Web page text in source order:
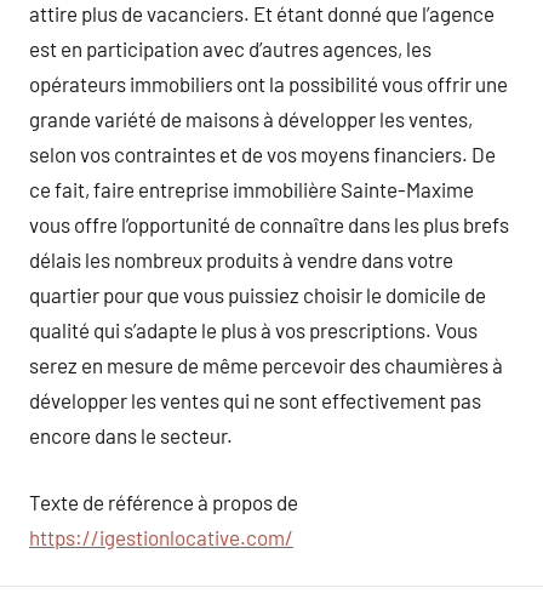
attire plus de vacanciers. Et étant donné que l’agence
est en participation avec d’autres agences, les
opérateurs immobiliers ont la possibilité vous offrir une
grande variété de maisons à développer les ventes,
selon vos contraintes et de vos moyens financiers. De
ce fait, faire entreprise immobilière Sainte-Maxime
vous offre l’opportunité de connaître dans les plus brefs
délais les nombreux produits à vendre dans votre
quartier pour que vous puissiez choisir le domicile de
qualité qui s’adapte le plus à vos prescriptions. Vous
serez en mesure de même percevoir des chaumières à
développer les ventes qui ne sont effectivement pas
encore dans le secteur.
Texte de référence à propos de
https://igestionlocative.com/